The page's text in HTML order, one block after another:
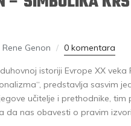
Genon 0 komentara
istoriji Evrope XX veka
predstavlja sasvim
učitelje i prethodnike, tim
da nas obavesti o pravim